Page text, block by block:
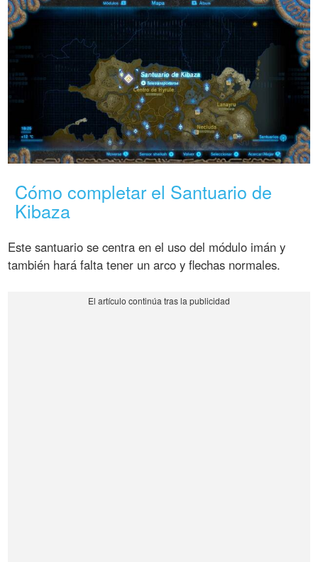
Cómo completar el Santuario de
Kibaza
Este santuario se centra en el uso del módulo imán y
también hará falta tener un arco y flechas normales.